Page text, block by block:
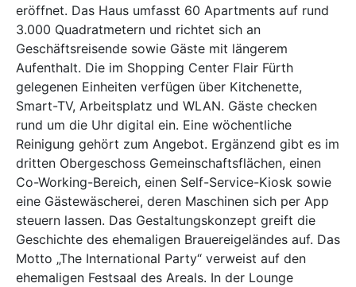
eröffnet. Das Haus umfasst 60 Apartments auf rund
3.000 Quadratmetern und richtet sich an
Geschäftsreisende sowie Gäste mit längerem
Aufenthalt. Die im Shopping Center Flair Fürth
gelegenen Einheiten verfügen über Kitchenette,
Smart-TV, Arbeitsplatz und WLAN. Gäste checken
rund um die Uhr digital ein. Eine wöchentliche
Reinigung gehört zum Angebot. Ergänzend gibt es im
dritten Obergeschoss Gemeinschaftsflächen, einen
Co-Working-Bereich, einen Self-Service-Kiosk sowie
eine Gästewäscherei, deren Maschinen sich per App
steuern lassen. Das Gestaltungskonzept greift die
Geschichte des ehemaligen Brauereigeländes auf. Das
Motto „The International Party“ verweist auf den
ehemaligen Festsaal des Areals. In der Lounge